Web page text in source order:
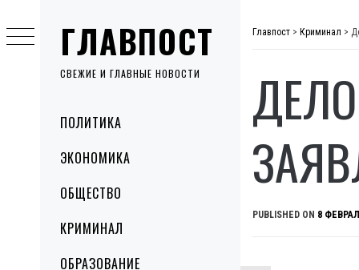
ГЛАВПОСТ
СВЕЖИЕ И ГЛАВНЫЕ НОВОСТИ
MenuПОЛИТИКА
ЭКОНОМИКА
ОБЩЕСТВО
КРИМИНАЛ
ОБРАЗОВАНИЕ
to
content
Главпост > Криминал >
PUBLISHED ON 8